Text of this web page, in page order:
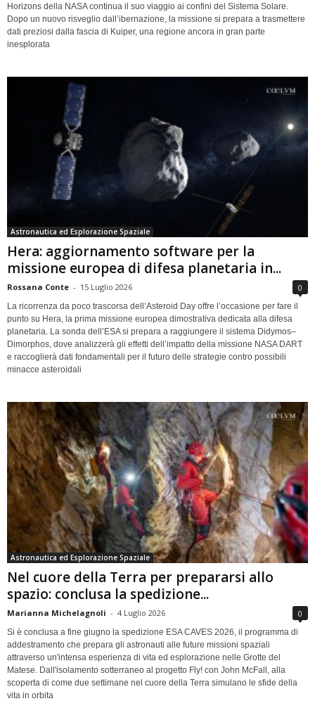
Horizons della NASA continua il suo viaggio ai confini del Sistema Solare.
Dopo un nuovo risveglio dall’ibernazione, la missione si prepara a trasmettere
dati preziosi dalla fascia di Kuiper, una regione ancora in gran parte
inesplorata
Astronautica ed Esplorazione Spaziale
Hera: aggiornamento software per la
missione europea di difesa planetaria in...
Rossana Conte - 15 Luglio 2026 0
La ricorrenza da poco trascorsa dell’Asteroid Day offre l’occasione per fare il
punto su Hera, la prima missione europea dimostrativa dedicata alla difesa
planetaria. La sonda dell’ESA si prepara a raggiungere il sistema Didymos–
Dimorphos, dove analizzerà gli effetti dell’impatto della missione NASA DART
e raccoglierà dati fondamentali per il futuro delle strategie contro possibili
minacce asteroidali
Astronautica ed Esplorazione Spaziale
Nel cuore della Terra per prepararsi allo
spazio: conclusa la spedizione...
Marianna Michelagnoli - 4 Luglio 2026 0
Si è conclusa a fine giugno la spedizione ESA CAVES 2026, il programma di
addestramento che prepara gli astronauti alle future missioni spaziali
attraverso un'intensa esperienza di vita ed esplorazione nelle Grotte del
Matese. Dall'isolamento sotterraneo al progetto Fly! con John McFall, alla
scoperta di come due settimane nel cuore della Terra simulano le sfide della
vita in orbita